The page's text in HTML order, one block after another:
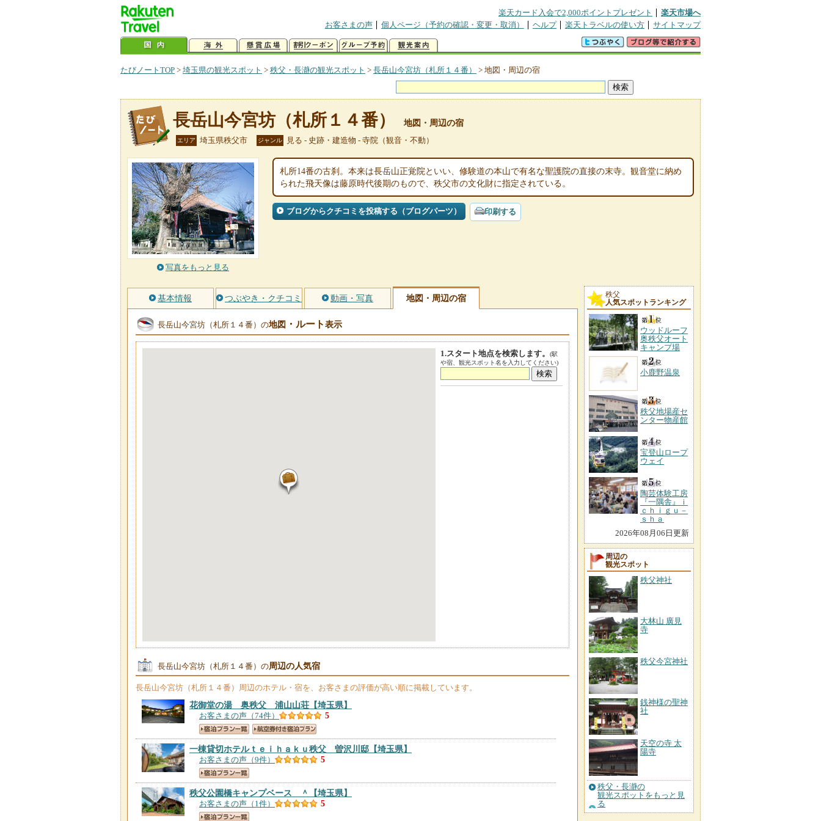
楽天カード入会で2,000ポイントプレゼント
楽天市場へ
お客さまの声
個人ページ（予約の確認・変更・取消） ヘルプ 楽天トラベルの使い方 サイトマップ
たびノートTOP > 埼玉県の観光スポット > 秩父・長瀞の観光スポット > 長岳山今宮坊（札所１４番） > 地図・周辺の宿
長岳山今宮坊（札所１４番） 地図・周辺の宿
エリア 埼玉県秩父市 ジャンル 見る - 史跡・建造物 - 寺院（観音・不動）
写真をもっと見る
札所14番の古刹。本来は長岳山正覚院といい、修験道の本山で有名な聖護院の直接の末寺。観音堂に納め
られた飛天像は藤原時代後期のもので、秩父市の文化財に指定されている。
ブログからクチコミを投稿する（ブログパーツ） 印刷する
基本情報 つぶやき・クチコミ 動画・写真 地図・周辺の宿
長岳山今宮坊（札所１４番）の地図 ・ルート表示
1.スタート地点を検索します。
(駅
や宿、観光スポット名を入力してください)
長岳山今宮坊（札所１４番）の周辺の人気宿
長岳山今宮坊（札所１４番） 周辺のホテル・宿を、お客さまの評価が高い順に掲載しています。
花御堂の湯 奥秩父 浦山山荘 【埼玉県】
お客さまの声（74件） 5
一棟貸切ホテルｔｅｉｈａｋｕ秩父 曽沢川邸 【埼玉県】
お客さまの声（9件） 5
秩父公園橋キャンプベース ＾ 【埼玉県】
お客さまの声（1件） 5
秩父
人気スポットランキング
ウッドルーフ
奥秩父オート
キャンプ場
小鹿野温泉
秩父地場産セ
ンター物産館
宝登山ロープ
ウェイ
陶芸体験工房
『一隅舎』ｉ
ｃｈｉｇｕ－
ｓｈａ
2026年08月06日更新
周辺の
観光スポット
秩父神社
大林山 廣見
寺
秩父今宮神社
銭神様の聖神
社
天空の寺 太
陽寺
秩父・長瀞の
観光スポットをもっと見
る